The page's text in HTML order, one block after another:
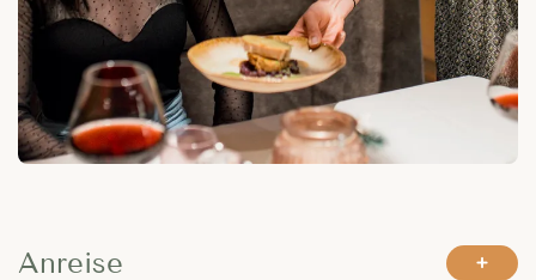
Anreise